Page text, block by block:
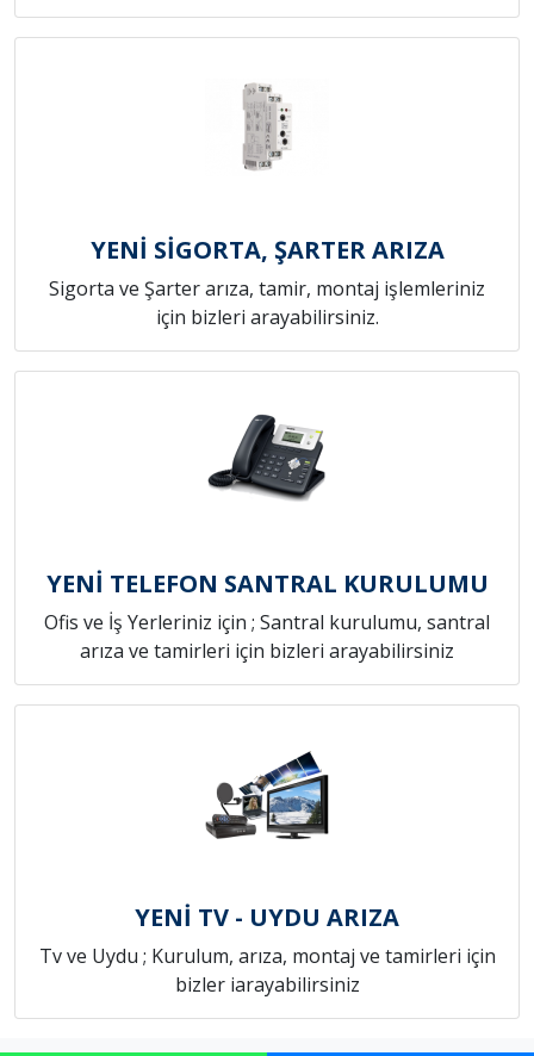
YENİ SİGORTA, ŞARTER ARIZA
Sigorta ve Şarter arıza, tamir, montaj işlemleriniz
için bizleri arayabilirsiniz.
YENİ TELEFON SANTRAL KURULUMU
Ofis ve İş Yerleriniz için ; Santral kurulumu, santral
arıza ve tamirleri için bizleri arayabilirsiniz
YENİ TV - UYDU ARIZA
Tv ve Uydu ; Kurulum, arıza, montaj ve tamirleri için
bizler iarayabilirsiniz